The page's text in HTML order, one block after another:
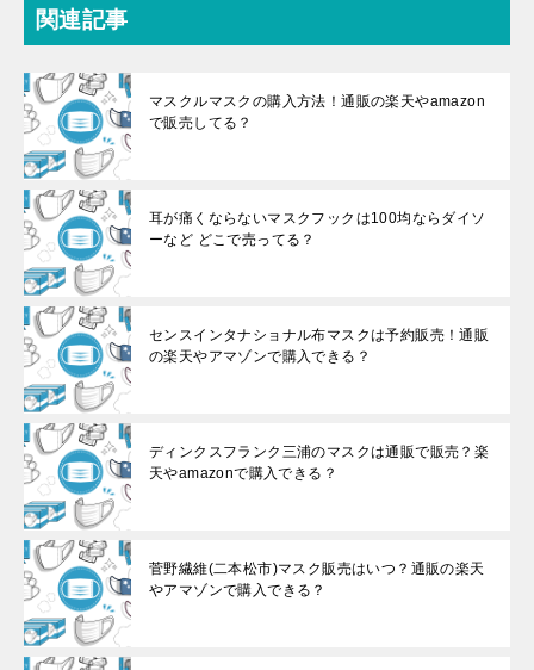
関連記事
マスクルマスクの購入方法！通販の楽天やamazon
で販売してる？
耳が痛くならないマスクフックは100均ならダイソ
ーなど どこで売ってる？
センスインタナショナル布マスクは予約販売！通販
の楽天やアマゾンで購入できる？
ディンクスフランク三浦のマスクは通販で販売？楽
天やamazonで購入できる？
菅野繊維(二本松市)マスク販売はいつ？通販の楽天
やアマゾンで購入できる？